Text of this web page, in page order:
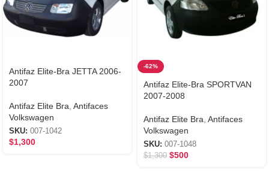
Antifaz Elite-Bra JETTA 2006-
2007
Antifaz Elite Bra Antifaces
Volkswagen
SKU: 007-1042
$1,300
-62%
Antifaz Elite-Bra SPORTVAN
2007-2008
Antifaz Elite Bra Antifaces
Volkswagen
SKU: 007-1048
$1,300 $500